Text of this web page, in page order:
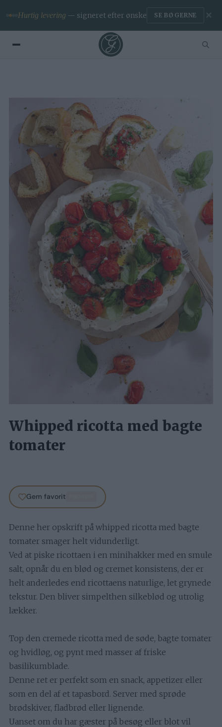
Hurtig levering — signeret efter ønske SE BØGERNE ✕
Whipped ricotta med bagte
tomater
Gem favorit
Denne her opskrift på whipped ricotta med bagte
tomater smager helt vidunderligt.
Ved at piske ricottaen i en minihakker med en smule
salt, opnår du en blød og cremet konsistens, der er
helt anderledes end ricottaens naturlige, let grynede
tekstur. Den bliver simpelthen silkeblød og utrolig
lækker.
Top den cremede ricotta med de søde, bagte tomater
og hvidløg, og pynt med masser af friske
basilikumblade.
Denne ret er perfekt som en snack, appetizer eller
som en del af et tapasbord. Server med sprøde
brødskiver, fladbrød eller lignende.
Uanset om du har gæster på besøg eller blot vil